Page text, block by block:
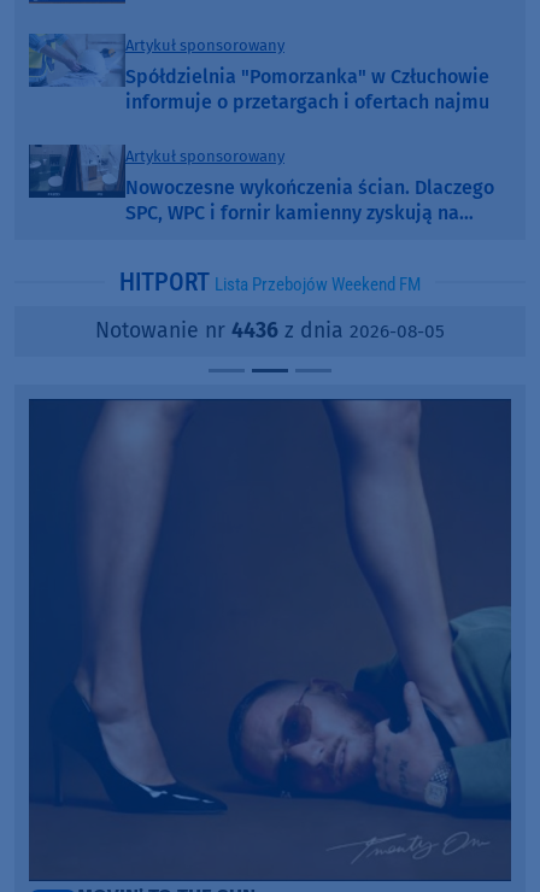
Artykuł sponsorowany
Spółdzielnia "Pomorzanka" w Człuchowie
informuje o przetargach i ofertach najmu
Artykuł sponsorowany
Nowoczesne wykończenia ścian. Dlaczego
SPC, WPC i fornir kamienny zyskują na
HITPORT Lista Przebojów Weekend FM
Notowanie nr 4436 z dnia 2026-08-05